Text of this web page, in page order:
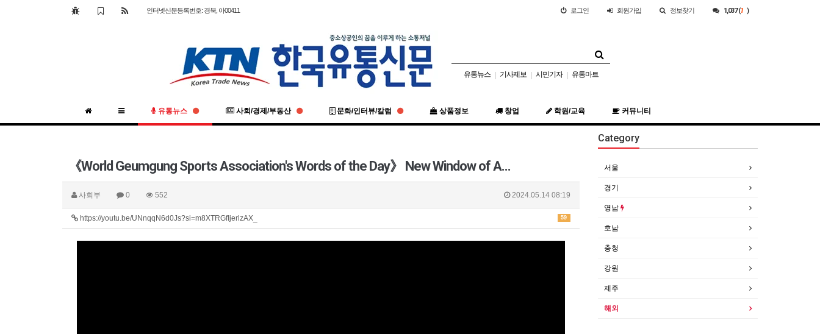
인터넷신문등록번호: 경북, 아00411 로그인 회원가입 정보찾기 1,037 (1 )
유통뉴스 | 기사제보 | 시민기자 | 유통마트
유통뉴스 사회/경제/부동산 문화/인터뷰/칼럼 상품정보 창업 학원/교육 커뮤니티
《World Geumgung Sports Association's Words of the Day》 New Window of A…
사회부 0 552 2024.05.14 08:19
59
https://youtu.be/UNnqqN6d0Js?si=m8XTRGfIjerlzAX_
Category
서울
경기
영남
호남
충청
강원
제주
해외